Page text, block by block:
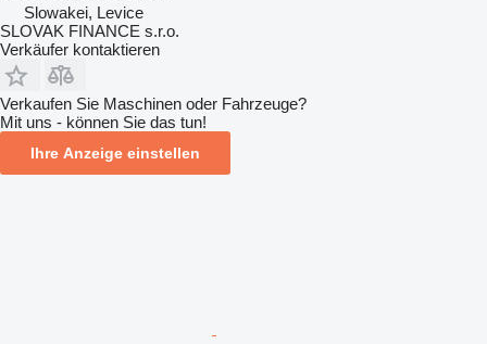
Slowakei, Levice
SLOVAK FINANCE s.r.o.
Verkäufer kontaktieren
Verkaufen Sie Maschinen oder Fahrzeuge?
Mit uns - können Sie das tun!
Ihre Anzeige einstellen